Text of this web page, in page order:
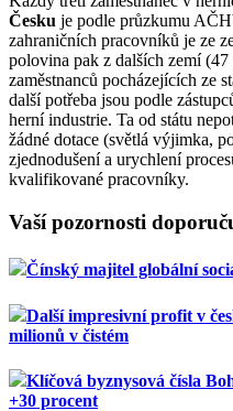
Česku je podle průzkumu
zahraničních pracovníků je ze
polovina pak z dalších zemí
zaměstnanců pocházejících ze
další potřeba jsou podle
herní industrie. Ta od státu
žádné dotace (světlá výjimka,
zjednodušení a urychlení
kvalifikované pracovníky.
Vaší pozornosti
Čínský majitel globální
Další impresivní profit v
milionů v čistém
Klíčová byznysová čísla
+30 procent